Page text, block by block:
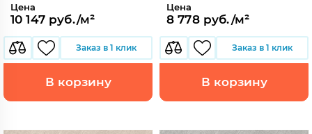
Цена
10 147 руб./м²
Заказ в 1 клик
В корзину
Цена
8 778 руб./м²
Заказ в 1 клик
В корзину